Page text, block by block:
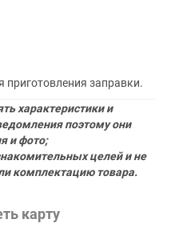
приготовления заправки.
характеристики и
поэтому они
и фото;
целей и не
комплектацию товара.
карту